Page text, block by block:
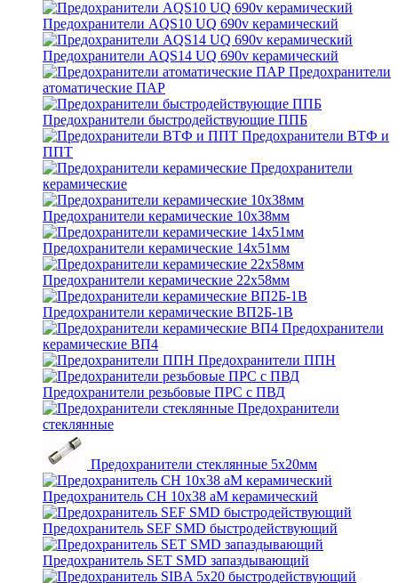
Предохранители AQS10 UQ 690v керамический
Предохранители AQS14 UQ 690v керамический
Предохранители
атоматические ПАР
Предохранители быстродействующие ППБ
Предохранители ВТФ и
ППТ
Предохранители
керамические
Предохранители керамические 10х38мм
Предохранители керамические 14х51мм
Предохранители керамические 22х58мм
Предохранители керамические ВП2Б-1В
Предохранители
керамические ВП4
Предохранители ППН
Предохранители резьбовые ПРС с ПВД
Предохранители
стеклянные
Предохранители стеклянные 5х20мм
Предохранитель CH 10x38 aM керамический
Предохранитель SEF SMD быстродействующий
Предохранитель SET SMD запаздывающий